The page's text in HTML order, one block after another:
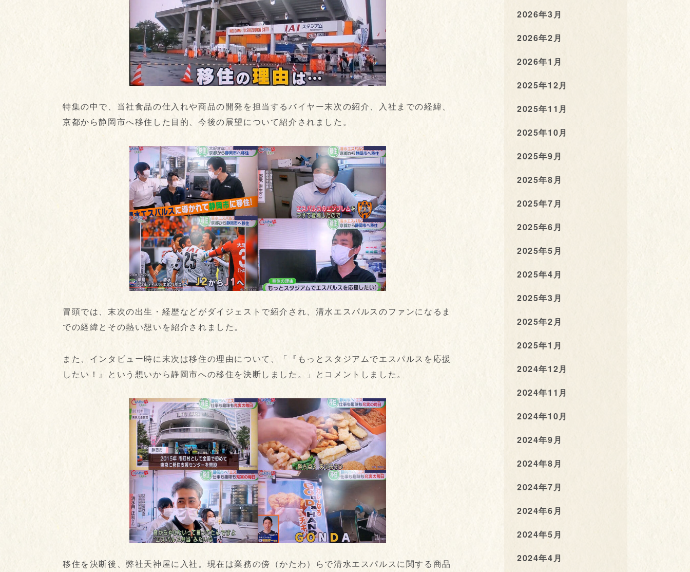
特集の中で、当社食品の仕入れや商品の開発を担当するバイヤー末次の紹介、入社までの経緯、
京都から静岡市へ移住した目的、今後の展望について紹介されました。
冒頭では、末次の出生・経歴などがダイジェストで紹介され、清水エスパルスのファンになるま
での経緯とその熱い想いを紹介されました。
また、インタビュー時に末次は移住の理由について、「『もっとスタジアムでエスパルスを応援
したい！』という想いから静岡市への移住を決断しました。」とコメントしました。
移住を決断後、弊社天神屋に入社。現在は業務の傍（かたわ）らで清水エスパルスに関する商品
2026年3月
2026年2月
2026年1月
2025年12月
2025年11月
2025年10月
2025年9月
2025年8月
2025年7月
2025年6月
2025年5月
2025年4月
2025年3月
2025年2月
2025年1月
2024年12月
2024年11月
2024年10月
2024年9月
2024年8月
2024年7月
2024年6月
2024年5月
2024年4月